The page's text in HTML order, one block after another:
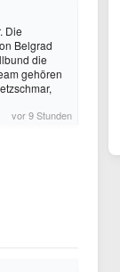
Die
Belgrad
die
gehören
vor 9 Stunden